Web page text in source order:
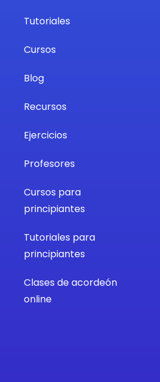
Tutoriales
Cursos
Blog
Recursos
Ejercicios
Profesores
Cursos para
principiantes
Tutoriales para
principiantes
Clases de acordeón
online